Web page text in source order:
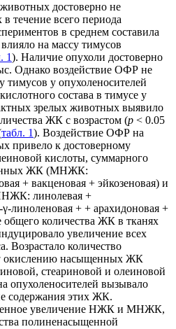
достоверно не
течение всего периода
в среднем составила
на массу тимусов
1). Наличие опухоли достоверно
Однако воздействие ОФР не
тимусов у опухоленосителей
состава в тимусе у
зрелых животных выявило
ЖК с возрастом (p < 0.05
табл. 1). Воздействие ОФР на
привело к достоверному
кислоты, суммарного
ЖК (МНЖК:
+ вакценовая + эйкозеновая) и
линолевая +
линоленовая + + арахидоновая +
общего количества ЖК в тканях
увеличение всех
Возрастало количество
окислению насыщенных ЖК
стеариновой и олеиновой
опухоленосителей вызывало
содержания этих ЖК.
увеличение НЖК и МНЖК,
полиненасыщенной